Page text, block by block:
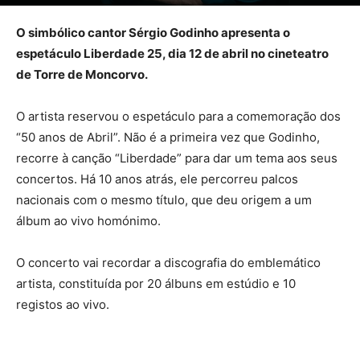
O simbólico cantor Sérgio Godinho apresenta o
espetáculo Liberdade 25, dia 12 de abril no cineteatro
de Torre de Moncorvo.
O artista reservou o espetáculo para a comemoração dos
“50 anos de Abril”. Não é a primeira vez que Godinho,
recorre à canção “Liberdade” para dar um tema aos seus
concertos. Há 10 anos atrás, ele percorreu palcos
nacionais com o mesmo título, que deu origem a um
álbum ao vivo homónimo.
O concerto vai recordar a discografia do emblemático
artista, constituída por 20 álbuns em estúdio e 10
registos ao vivo.